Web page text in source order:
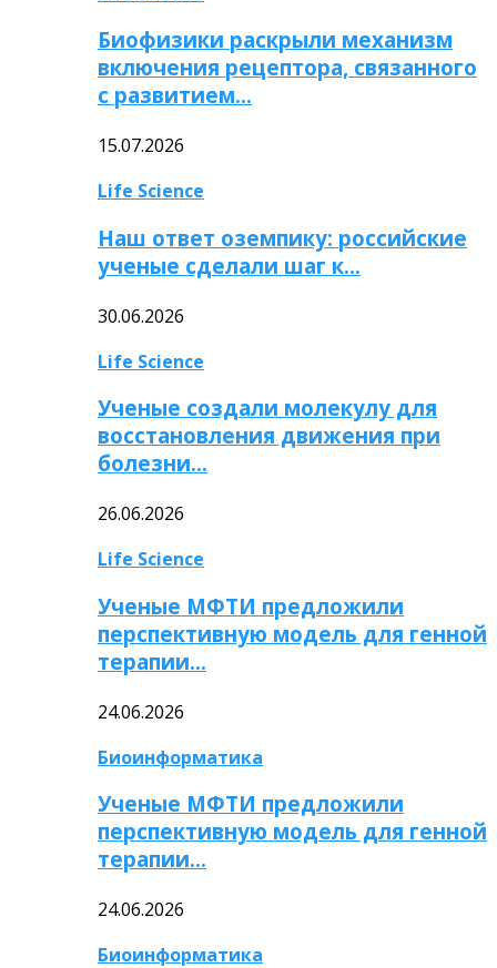
Биофизики раскрыли механизм
включения рецептора, связанного
с развитием…
15.07.2026
Life Science
Наш ответ оземпику: российские
ученые сделали шаг к…
30.06.2026
Life Science
Ученые создали молекулу для
восстановления движения при
болезни…
26.06.2026
Life Science
Ученые МФТИ предложили
перспективную модель для генной
терапии…
24.06.2026
Биоинформатика
Ученые МФТИ предложили
перспективную модель для генной
терапии…
24.06.2026
Биоинформатика